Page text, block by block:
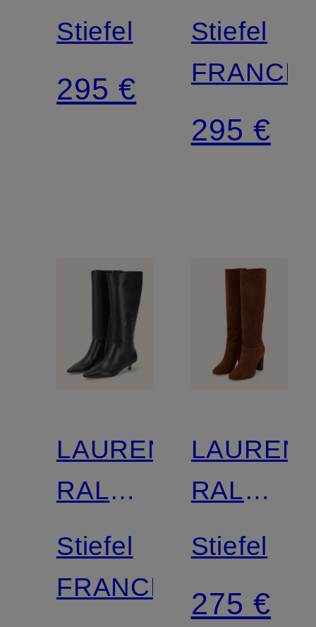
LAUREN
Stiefel
295 €
LAUREN
Stiefel
295 €
LAUREN
RALPH
LAUREN
Stiefel
FRANCESCA
LAUREN
RALPH
LAUREN
Stiefel
275 €